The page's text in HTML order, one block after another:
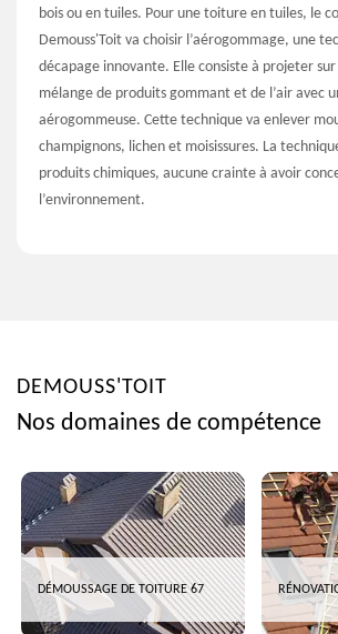
bois ou en tuiles. Pour une toiture en tuiles, le
Demouss'Toit va choisir l’aérogommage, une
décapage innovante. Elle consiste à projeter
mélange de produits gommant et de l’air avec
aérogommeuse. Cette technique va enlever
champignons, lichen et moisissures. La
produits chimiques, aucune crainte à avoir
l’environnement.
DEMOUSS'TOIT
Nos domaines de compétence
DÉMOUSSAGE DE TOITURE 67